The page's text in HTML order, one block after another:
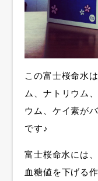
この富士桜命水
ム、ナトリウム
ウム、ケイ素が
です♪
富士桜命水には、
血糖値を下げる